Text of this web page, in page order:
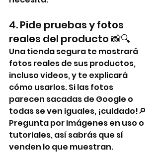
4. Pide pruebas y fotos
reales del producto 📸🔍
Una tienda segura te mostrará
fotos reales de sus productos,
incluso videos, y te explicará
cómo usarlos. Si las fotos
parecen sacadas de Google o
todas se ven iguales, ¡cuidado!🔎
Pregunta por imágenes en uso o
tutoriales, así sabrás que sí
venden lo que muestran.